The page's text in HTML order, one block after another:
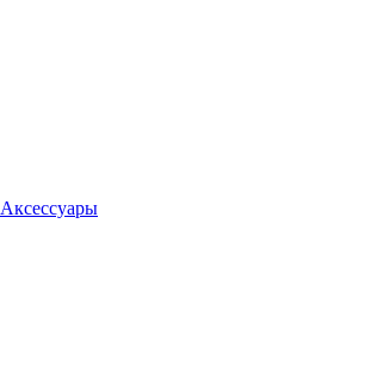
Аксессуары